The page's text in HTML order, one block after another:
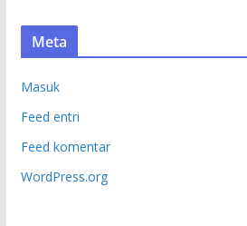
Meta
Masuk
Feed entri
Feed komentar
WordPress.org